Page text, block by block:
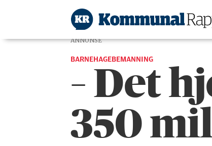
ANNONSE
BARNEHAGEBEMANNING
– Det
350